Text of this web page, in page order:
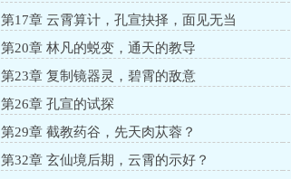
第17章 云霄算计，孔宣抉择，面见无当
第20章 林凡的蜕变，通天的教导
第23章 复制镜器灵，碧霄的敌意
第26章 孔宣的试探
第29章 截教药谷，先天肉苁蓉？
第32章 玄仙境后期，云霄的示好？